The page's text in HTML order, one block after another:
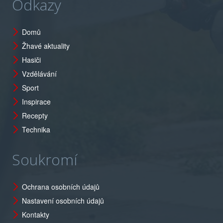
Odkazy
Domů
Žhavé aktuality
Hasiči
Vzdělávání
Sport
Inspirace
Recepty
Technika
Soukromí
Ochrana osobních údajů
Nastavení osobních údajů
Kontakty